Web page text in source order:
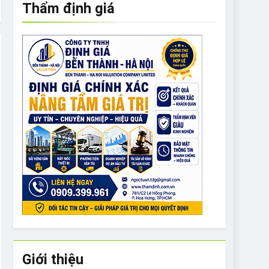
to What Bulldogs Can (and can’t) Eat
Run Long Distances?
Do I Need to Groom My Bulldog
Thẩm định giá
Giới thiệu